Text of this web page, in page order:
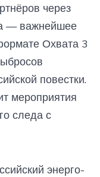
через
— важнейшее
Охвата 3
повестки.
мероприятия
следа с
энерго-